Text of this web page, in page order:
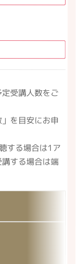
受講人数をご
を目安にお申
する場合は1ア
する場合は端